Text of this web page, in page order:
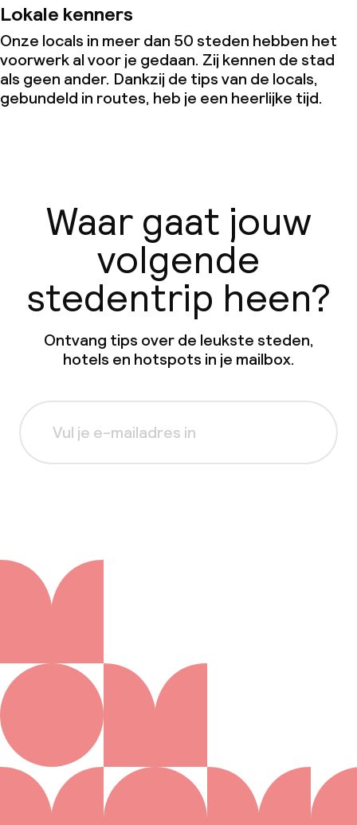
Zakelijke faciliteiten
Conferentieruimte
Vergaderruimte
Kleine huisdieren toegestaan (minder
dan de 5 kg)
Grote huisdieren toegestaan (meer
dan 5 kg)
Lokale kenners
Onze locals in meer dan 50 steden hebben het
voorwerk al voor je gedaan. Zij kennen de stad
als geen ander. Dankzij de tips van de locals,
gebundeld in routes, heb je een heerlijke tijd.
Waar gaat jouw
volgende
stedentrip heen?
Ontvang tips over de leukste steden,
hotels en hotspots in je mailbox.